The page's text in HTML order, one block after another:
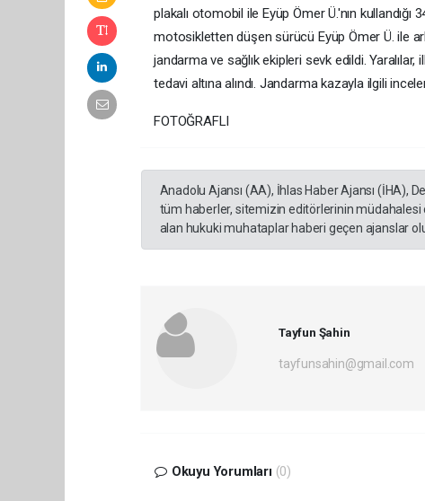
plakalı otomobil ile Eyüp Ömer Ü.'nın
motosikletten düşen sürücü Eyüp Ömer Ü. ile
jandarma ve sağlık ekipleri sevk edildi.
tedavi altına alındı. Jandarma kazayla ilgili
FOTOĞRAFLI
Anadolu Ajansı (AA), İhlas Haber Ajansı (İHA),
tüm haberler, sitemizin editörlerinin müdahalesi
alan hukuki muhataplar haberi geçen ajanslar
Tayfun Şahin
tayfunsahin@gmail.com
Okuyu Yorumları (0)